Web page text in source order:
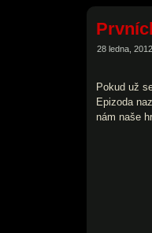
28 ledna,
Pokud už
Epizoda
nám naše